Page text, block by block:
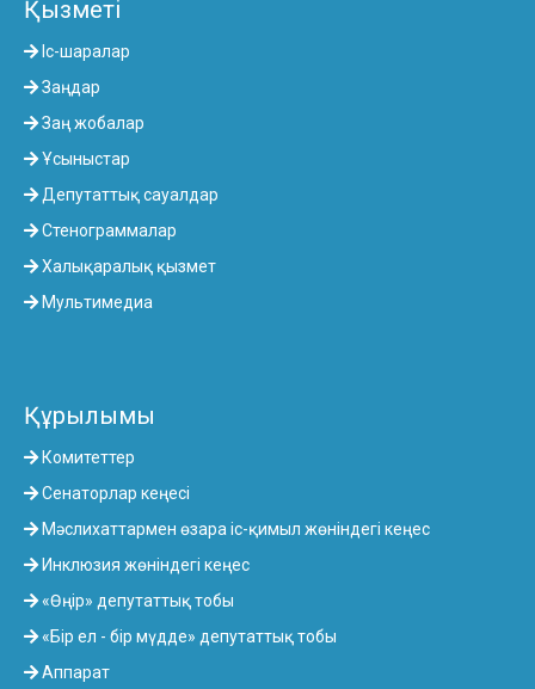
Қызметі
Іс-шаралар
Заңдар
Заң жобалар
Ұсыныстар
Депутаттық сауалдар
Стенограммалар
Халықаралық қызмет
Мультимедиа
Құрылымы
Комитеттер
Сенаторлар кеңесі
Мәслихаттармен өзара іс-қимыл жөніндегі кеңес
Инклюзия жөніндегі кеңес
«Өңір» депутаттық тобы
«Бір ел - бір мүдде» депутаттық тобы
Аппарат